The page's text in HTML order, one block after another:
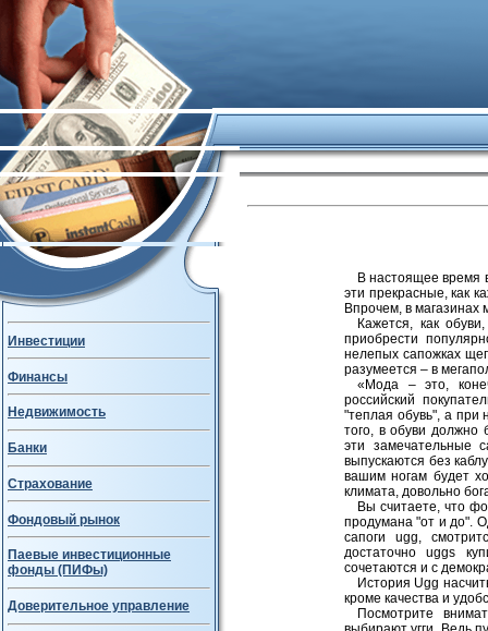
Инвестиции
Финансы
Недвижимость
Банки
Страхование
Фондовый рынок
Паевые инвестиционные
фонды (ПИФы)
Доверительное управление
В настоящее время
эти прекрасные, как
Впрочем, в магазинах
Кажется, как
приобрести
нелепых сапожках
разумеется – в
«Мода – это,
российский
"теплая обувь", а
того, в обуви должно
эти замечательные
выпускаются без
вашим ногам будет
климата, довольно
Вы считаете, что
продумана "от и до".
сапоги ugg,
достаточно uggs
сочетаются и с
История Ugg
кроме качества и
Посмотрите